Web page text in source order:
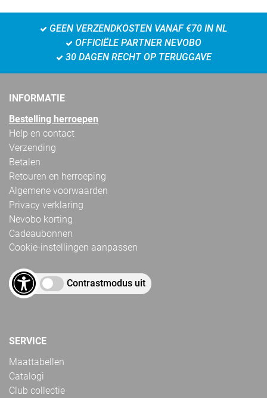
GEEN VERZENDKOSTEN VANAF €70 IN NL
OFFICIËLE PARTNER NEVOBO
30 DAGEN RECHT OP TERUGGAVE
INFORMATIE
Bestelling herroepen
Help en contact
Verzending
Betalen
Retouren en herroeping
Algemene voorwaarden
Privacy verklaring
Nevobo korting
Cadeaubonnen
Cookie-instellingen aanpassen
Contrastmodus uit
SERVICE
Maattabellen
Catalogi
Club collectie